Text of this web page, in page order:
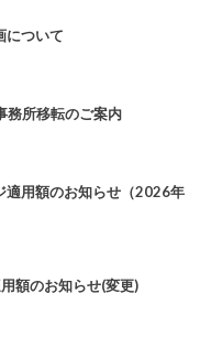
について
務所移転のご案内
適用額のお知らせ（2026年
額のお知らせ(変更)